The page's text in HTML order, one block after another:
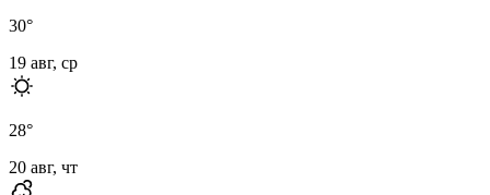
30°
19 авг, ср
28°
20 авг, чт